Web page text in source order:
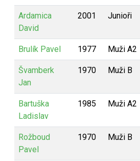
Ardamica
David
2001 Junioři
Brulík Pavel 1977 Muži A2
Švamberk
Jan
1970 Muži B
Bartuška
Ladislav
1985 Muži A2
Rožboud
Pavel
1970 Muži B